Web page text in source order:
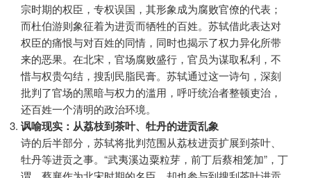
宗时期的权臣，专权误国，其形象成为腐败官僚的代表；
而杜伯游则象征着为进贡而牺牲的百姓。苏轼借此表达对
权臣的痛恨与对百姓的同情，同时也揭示了权力异化所带
来的恶果。在北宋，官场腐败盛行，官员为谋取私利，不
惜与权贵勾结，搜刮民脂民膏。苏轼通过这一诗句，深刻
批判了官场的黑暗与权力的滥用，呼吁统治者整顿吏治，
还百姓一个清明的政治环境。
讽喻现实：从荔枝到茶叶、牡丹的进贡乱象
诗的后半部分，苏轼将批判范围从荔枝进贡扩展到茶叶、
牡丹等进贡之事。“武夷溪边粟粒芽，前丁后蔡相笼加”，丁